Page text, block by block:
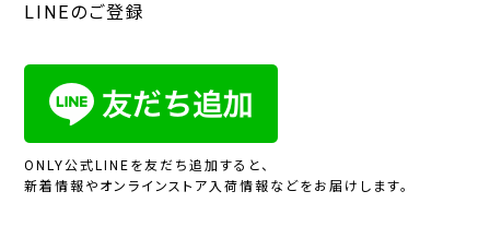
LINEのご登録
ONLY公式LINEを友だち追加すると、
新着情報やオンラインストア入荷情報などをお届けします。